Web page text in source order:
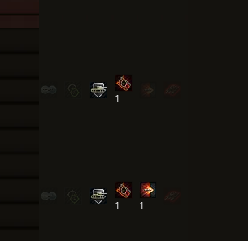
1
1 1